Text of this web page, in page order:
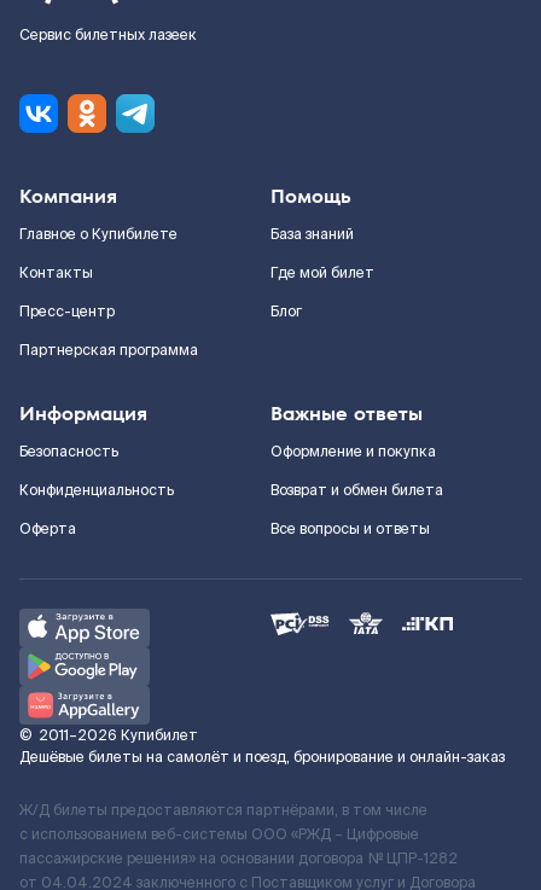
Сервис билетных лазеек
Компания
Главное о Купибилете
Контакты
Пресс-центр
Партнерская программа
Помощь
База знаний
Где мой билет
Блог
Информация
Безопасность
Конфиденциальность
Оферта
Важные ответы
Оформление и покупка
Возврат и обмен билета
Все вопросы и ответы
© 2011–2026 Купибилет
Дешёвые билеты на самолёт и поезд, бронирование и онлайн-заказ
Ж/Д билеты предоставляются партнёрами, в том числе
с использованием веб-системы ООО «РЖД – Цифровые
пассажирские решения» на основании договора № ЦПР-1282
от 04.04.2024 заключенного с Поставщиком услуг и Договора